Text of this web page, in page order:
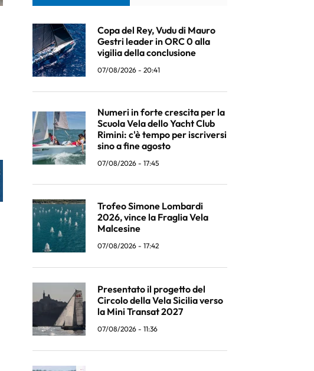
Copa del Rey, Vudu di Mauro
Gestri leader in ORC 0 alla
vigilia della conclusione
07/08/2026 - 20:41
Numeri in forte crescita per la
Scuola Vela dello Yacht Club
Rimini: c'è tempo per iscriversi
sino a fine agosto
07/08/2026 - 17:45
Trofeo Simone Lombardi
2026, vince la Fraglia Vela
Malcesine
07/08/2026 - 17:42
Presentato il progetto del
Circolo della Vela Sicilia verso
la Mini Transat 2027
07/08/2026 - 11:36